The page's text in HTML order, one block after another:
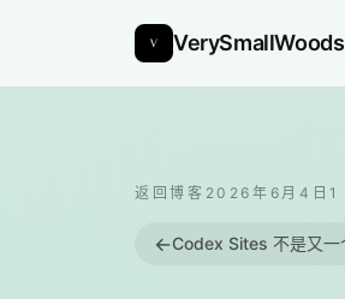
VerySmallWoods
返回博客 2026年6月4日1
←